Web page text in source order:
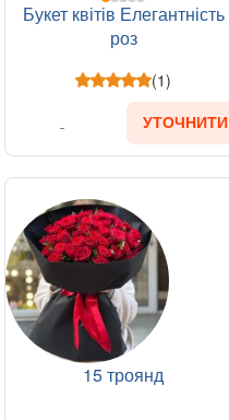
Букет квітів Елегантність
роз
(1)
УТОЧНИТИ
15 троянд